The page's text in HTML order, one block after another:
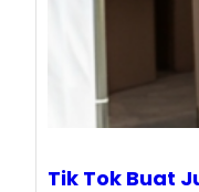
Tik Tok Buat